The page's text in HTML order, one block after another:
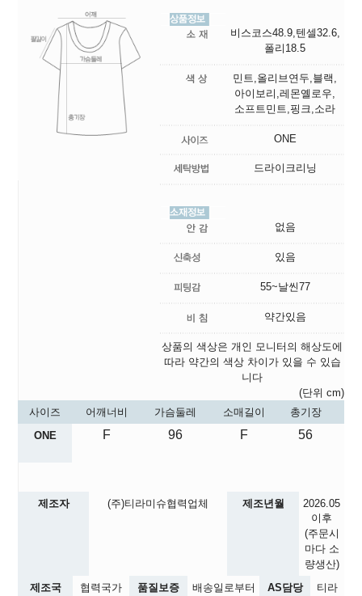
비스코스48.9,텐셀32.6,
폴리18.5
민트,올리브연두,블랙,
아이보리,레몬옐로우,
소프트민트,핑크,소라
ONE
드라이크리닝
없음
있음
55~날씬77
약간있음
상품의 색상은 개인 모니터의 해상도에
따라 약간의 색상 차이가 있을 수 있습
니다
(단위 cm)
사이즈
어깨너비 가슴둘레 소매길이
총기장
ONE
F 96 F 56
제조자 (주)티라미슈협력업체 제조년월
2026.05
이후
(주문시
마다 소
량생산)
제조국
협력국가
품질보증
배송일로부터
AS담당
티라